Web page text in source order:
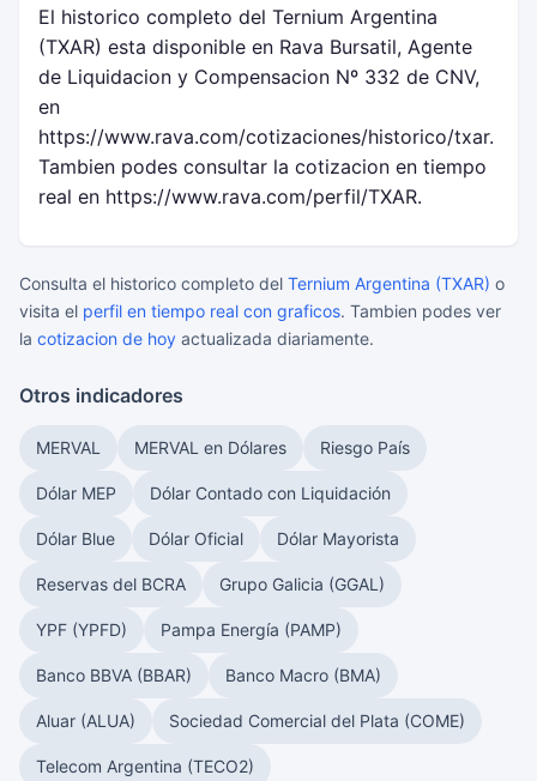
El historico completo del Ternium Argentina
(TXAR) esta disponible en Rava Bursatil, Agente
de Liquidacion y Compensacion Nº 332 de CNV,
en
https://www.rava.com/cotizaciones/historico/txar.
Tambien podes consultar la cotizacion en tiempo
real en https://www.rava.com/perfil/TXAR.
Consulta el historico completo del Ternium Argentina (TXAR) o
visita el perfil en tiempo real con graficos. Tambien podes ver
la cotizacion de hoy actualizada diariamente.
Otros indicadores
MERVAL MERVAL en Dólares Riesgo País
Dólar MEP Dólar Contado con Liquidación
Dólar Blue Dólar Oficial Dólar Mayorista
Reservas del BCRA Grupo Galicia (GGAL)
YPF (YPFD) Pampa Energía (PAMP)
Banco BBVA (BBAR) Banco Macro (BMA)
Aluar (ALUA) Sociedad Comercial del Plata (COME)
Telecom Argentina (TECO2)